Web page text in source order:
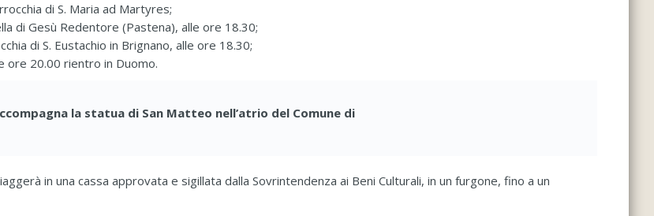
di S. Maria ad Martyres;
di Gesù Redentore (Pastena), alle ore 18.30;
di S. Eustachio in Brignano, alle ore 18.30;
ore 20.00 rientro in Duomo.
la statua di San Matteo nell’atrio del Comune di
in una cassa approvata e sigillata dalla Sovrintendenza ai Beni Culturali, in un furgone, fino a un